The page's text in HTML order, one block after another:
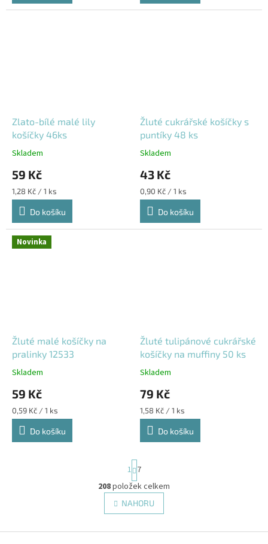
Zlato-bílé malé lily
košíčky 46ks
Skladem
59 Kč
Měrná
cena:
1,28 Kč / 1 ks
Do košíku
Žluté cukrářské košíčky s
puntíky 48 ks
Skladem
43 Kč
Měrná
cena:
0,90 Kč / 1 ks
Do košíku
Novinka
Žluté malé košíčky na
pralinky 12533
Skladem
59 Kč
Měrná
cena:
0,59 Kč / 1 ks
Do košíku
Žluté tulipánové cukrářské
košíčky na muffiny 50 ks
Skladem
79 Kč
Měrná
cena:
1,58 Kč / 1 ks
Do košíku
O
v
l
S
t
r
á
n
k
v
1 7
208položek celkem
NAHORU